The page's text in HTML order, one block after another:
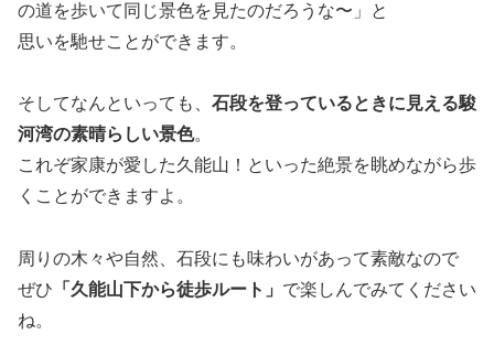
の道を歩いて同じ景色を見たのだろうな〜」と
思いを馳せことができます。
そしてなんといっても、 石段を登っているときに見える駿
河湾の素晴らしい景色。
これぞ家康が愛した久能山！といった絶景を眺めながら歩
くことができますよ。
周りの木々や自然、石段にも味わいがあって素敵なので
ぜひ 「久能山下から徒歩ルート」 で楽しんでみてください
ね。